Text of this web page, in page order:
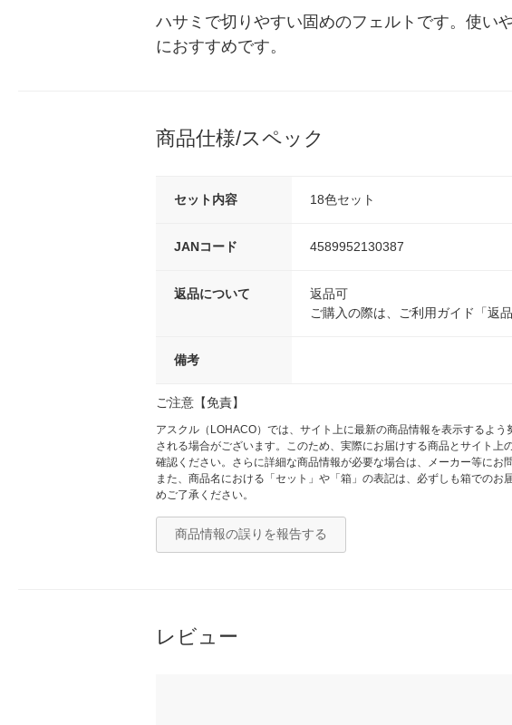
ハサミで切りやすい固めのフェルトです。使い
におすすめです。
商品仕様/スペック
セット内容 18色セット
JANコード 4589952130387
返品について
返品可
ご購入の際は、ご利用ガイド「返
備考
ご注意【免責】
アスクル（LOHACO）では、サイト上に最新の商品情報を表示するよ
される場合がございます。このため、実際にお届けする商品とサイト
確認ください。さらに詳細な商品情報が必要な場合は、メーカー等にお
また、商品名における「セット」や「箱」の表記は、必ずしも箱での
めご了承ください。
商品情報の誤りを報告する
レビュー